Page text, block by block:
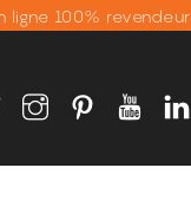
ligne 100% revendeur